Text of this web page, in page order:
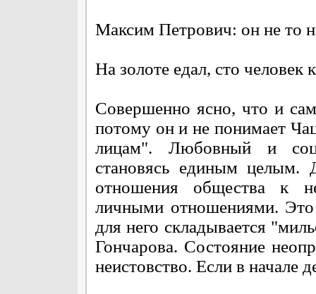
Максим Петрович: он не то
На золоте едал, сто человек
Совершенно ясно, что и
потому он и не понимает
лицам". Любовный и
становясь единым целым.
отношения общества к
личными отношениями. Это
для него складывается
Гончарова. Состояние
неистовство. Если в начале